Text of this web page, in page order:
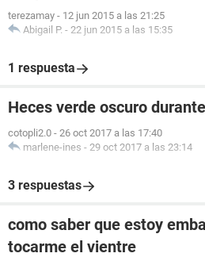
terezamay - 12 jun 2015 a las 21:25
Abigail P. - 22 jun 2015 a las 15:35
1 respuesta
Heces verde oscuro
cotopli2.0 - 26 oct 2017 a las 17:40
marlene-ines - 29 oct 2017 a las 23:14
3 respuestas
como saber que estoy
tocarme el vientre